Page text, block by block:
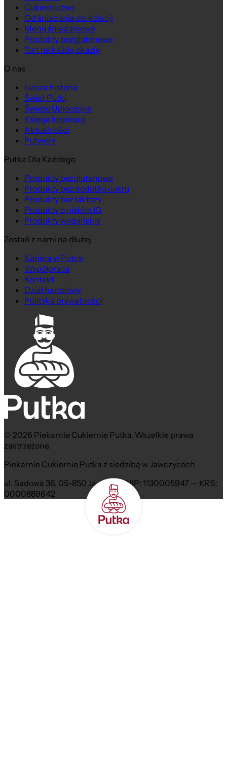
Cukiernictwo
Od śniadania do kolacji
Menu śniadaniowe
Produkty bezglutenowe
Tort na każdą okazję
O nas
Nasza historia
Świat Putki
Świeżo Upieczone
Księga Inspiracji
Aktualności
Putwory
Putka Dla Każdego
Produkty bezglutenowe
Produkty bez dodatku cukru
Produkty bez laktozy
Produkty o niskim IG
Produkty wegańskie
Zostań z nami na dłużej
Kariera w Putce
Współpraca
Kontakt
Dział handlowy
Polityka prywatności
© 2026 Piekarnie Cukiernie Putka. Wszelkie prawa
zastrzeżone.
Piekarnie Cukiernie Putka z siedzibą w Jawczycach
ul. Sadowa 36, 05-850 Jawczyce NIP: 1130005947 — KRS:
0000889642